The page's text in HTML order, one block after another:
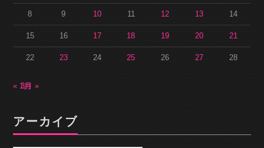
8 9 10 11 12 13 14
15 16 17 18 19 20 21
22 23 24 25 26 27 28
« 1月3月 »
アーカイブ